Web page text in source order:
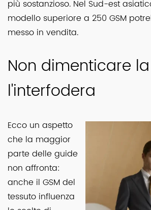
più sostanzioso. Nel Sud-est
modello superiore a 250 GSM
messo in vendita.
Non dimenticare
l'interfodera
Ecco un aspetto
che la maggior
parte delle guide
non affronta:
anche il GSM del
tessuto influenza